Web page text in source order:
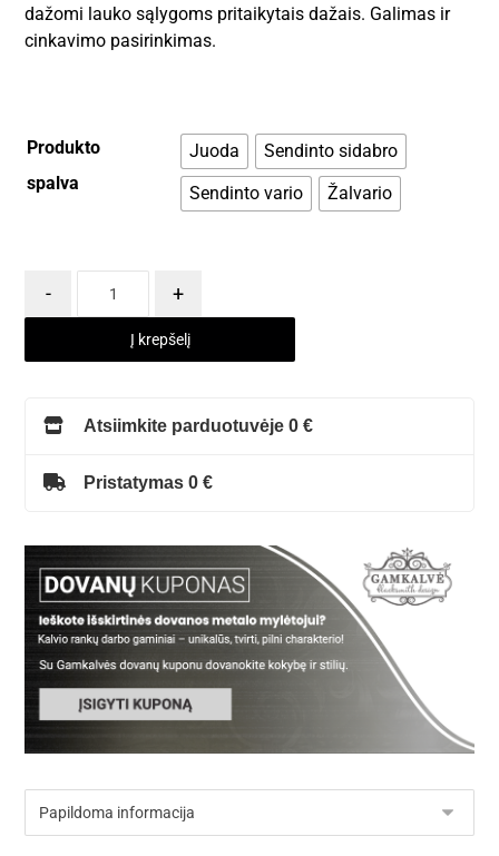
dažomi lauko sąlygoms pritaikytais dažais. Galimas ir
cinkavimo pasirinkimas.
Produkto
spalva
Juoda
Sendinto sidabro
Sendinto vario
Žalvario
- +
Į krepšelį
Atsiimkite parduotuvėje 0 €
Pristatymas 0 €